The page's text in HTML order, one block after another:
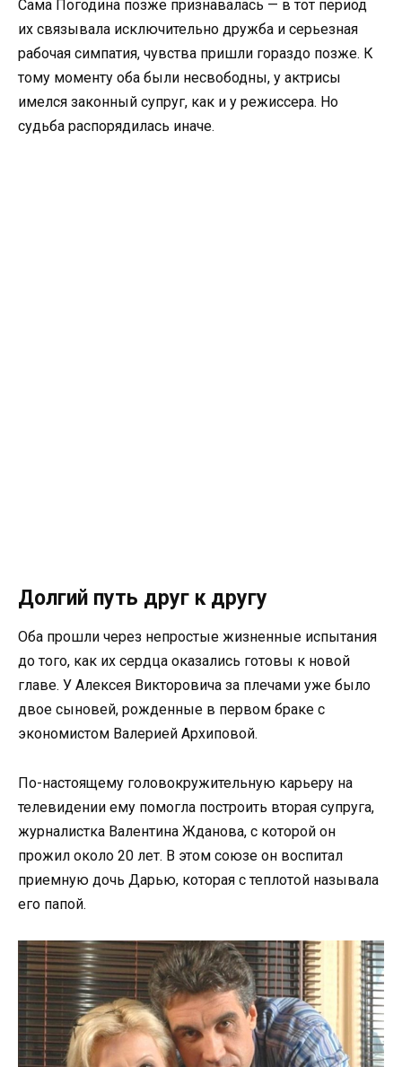
Сама Погодина позже признавалась — в тот период
их связывала исключительно дружба и серьезная
рабочая симпатия, чувства пришли гораздо позже. К
тому моменту оба были несвободны, у актрисы
имелся законный супруг, как и у режиссера. Но
судьба распорядилась иначе.
Долгий путь друг к другу
Оба прошли через непростые жизненные испытания
до того, как их сердца оказались готовы к новой
главе. У Алексея Викторовича за плечами уже было
двое сыновей, рожденные в первом браке с
экономистом Валерией Архиповой.
По-настоящему головокружительную карьеру на
телевидении ему помогла построить вторая супруга,
журналистка Валентина Жданова, с которой он
прожил около 20 лет. В этом союзе он воспитал
приемную дочь Дарью, которая с теплотой называла
его папой.